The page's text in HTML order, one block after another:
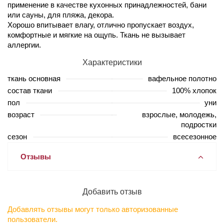
применение в качестве кухонных принадлежностей, бани
или сауны, для пляжа, декора.
Хорошо впитывает влагу, отлично пропускает воздух,
комфортные и мягкие на ощупь. Ткань не вызывает
аллергии.
Характеристики
ткань основная
вафельное полотно
состав ткани
100% хлопок
пол
уни
возраст
взрослые, молодежь,
подростки
сезон
всесезонное
Отзывы
Добавить отзыв
Добавлять отзывы могут только авторизованные
пользователи.